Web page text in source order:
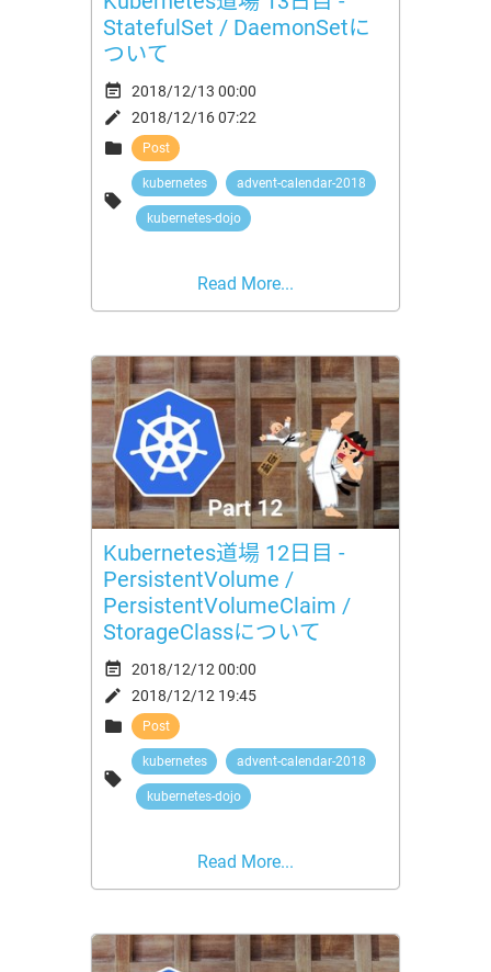
StatefulSet / DaemonSetに
ついて
 Post

kubernetes advent-calendar-2018
kubernetes-dojo
 2018/12/13 00:00
 2018/12/16 07:22
Read More...
Kubernetes道場 12日目 -
PersistentVolume /
PersistentVolumeClaim /
StorageClassについて
 Post

kubernetes advent-calendar-2018
kubernetes-dojo
 2018/12/12 00:00
 2018/12/12 19:45
Read More...